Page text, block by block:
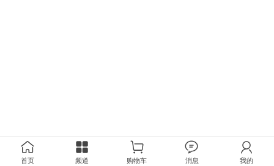
首页 频道 购物车 消息 我的